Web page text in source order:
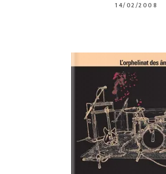
14/02/2008